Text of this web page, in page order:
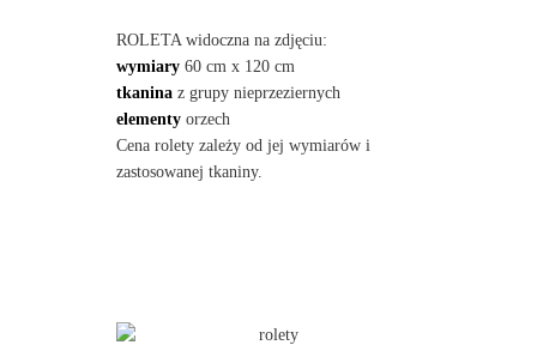
ROLETA widoczna na zdjęciu:
wymiary60 cm x 120 cm
tkaninaz grupy nieprzeziernych
elementyorzech
Cena rolety zależy od jej wymiarów i
zastosowanej tkaniny.